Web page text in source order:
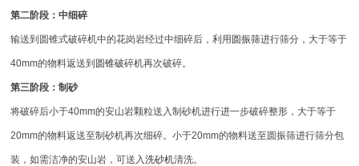
第二阶段：中细碎
输送到圆锥式破碎机中的花岗岩经过中细碎后，利用 圆振筛进行筛分，大于等于
40mm的物料返送到 圆锥破碎机再次破碎。
第三阶段：制砂
将破碎后小于40mm的安山岩颗粒送入制砂机进行进一步破碎整形，大于等于
20mm的物料返送至制砂机再次细碎。小于20mm的物料送至圆振筛进行筛分包
装，如需洁净的安山岩，可送入洗砂机清洗。